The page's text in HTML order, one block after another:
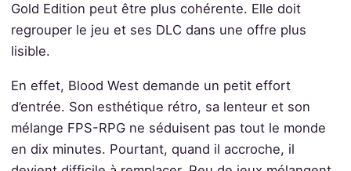
Gold Edition peut être plus cohérente. Elle doit
regrouper le jeu et ses DLC dans une offre plus
lisible.
En effet, Blood West demande un petit effort
d’entrée. Son esthétique rétro, sa lenteur et son
mélange FPS-RPG ne séduisent pas tout le monde
en dix minutes. Pourtant, quand il accroche, il